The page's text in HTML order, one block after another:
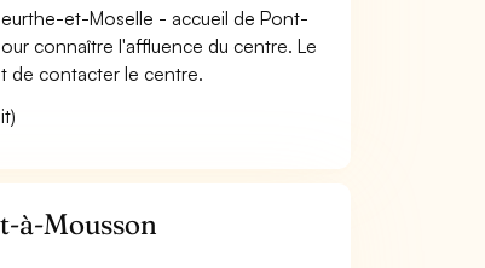
et-Moselle - accueil de Pont-
connaître l'affluence du centre. Le
de contacter le centre.
à-Mousson